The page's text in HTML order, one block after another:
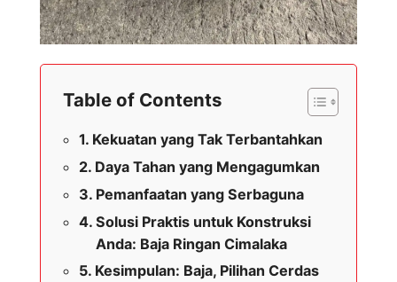
Table of Contents
Kekuatan yang Tak Terbantahkan
Daya Tahan yang Mengagumkan
Pemanfaatan yang Serbaguna
Solusi Praktis untuk Konstruksi
Anda: Baja Ringan Cimalaka
Kesimpulan: Baja, Pilihan Cerdas